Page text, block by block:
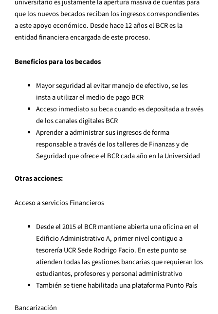
universitario es justamente la apertura masiva de cuentas para
que los nuevos becados reciban los ingresos correspondientes
a este apoyo económico. Desde hace 12 años el BCR es la
entidad financiera encargada de este proceso.
Beneficios para los becados
Mayor seguridad al evitar manejo de efectivo, se les
insta a utilizar el medio de pago BCR
Acceso inmediato su beca cuando es depositada a través
de los canales digitales BCR
Aprender a administrar sus ingresos de forma
responsable a través de los talleres de Finanzas y de
Seguridad que ofrece el BCR cada año en la Universidad
Otras acciones:
Acceso a servicios Financieros
Desde el 2015 el BCR mantiene abierta una oficina en el
Edificio Administrativo A, primer nivel contiguo a
tesorería UCR Sede Rodrigo Facio. En este punto se
atienden todas las gestiones bancarias que requieran los
estudiantes, profesores y personal administrativo
También se tiene habilitada una plataforma Punto País
Bancarización